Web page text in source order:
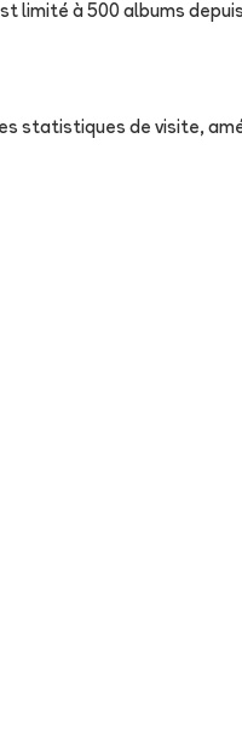
limité à 500 albums
statistiques de visite,